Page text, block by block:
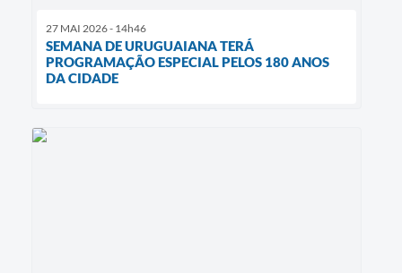
27 MAI 2026 - 14h46
SEMANA DE URUGUAIANA TERÁ
PROGRAMAÇÃO ESPECIAL PELOS 180 ANOS
DA CIDADE